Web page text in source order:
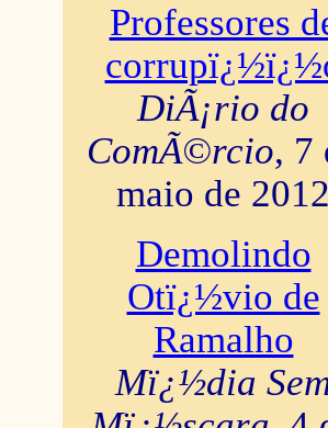
Professores
DiÃ¡rio do
ComÃ©rcio, 7
maio de 2012
Demolindo
Otï¿½vio de
Ramalho
Mï¿½dia